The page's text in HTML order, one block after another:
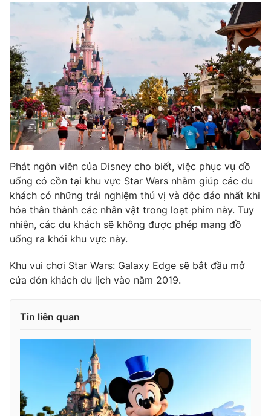
Học trực tuyến
Hitech Công nghệ tương lai
Sản phẩm
Thị trường
Tư vấn
Giao lưu trực tuyến
Lịch phát sóng
Chuyên mục khác
Emagazine Podcast
Photo Infographic
Video Shorts video
VTV Money
VTV Sức khoẻ Bất động sản
VTV4 Vươn mình bằng AI
VTV8
Liên hệ tòa soạn English
Phát ngôn viên của Disney cho biết, việc phục vụ đồ
uống có cồn tại khu vực Star Wars nhằm giúp các du
khách có những trải nghiệm thú vị và độc đáo nhất khi
hóa thân thành các nhân vật trong loạt phim này. Tuy
nhiên, các du khách sẽ không được phép mang đồ
uống ra khỏi khu vực này.
Khu vui chơi Star Wars: Galaxy Edge sẽ bắt đầu mở
cửa đón khách du lịch vào năm 2019.
Tin liên quan